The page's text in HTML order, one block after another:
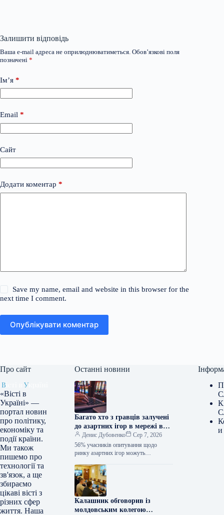
Залишити відповідь
Ваша e-mail адреса не оприлюднюватиметься. Обов’язкові поля
позначені *
Ім’я *
Email *
Сайт
Додати коментар *
Save my name, email and website in this browser for the
next time I comment.
Опублікувати коментар
Про сайт
«Вісті в
Україні» —
портал новин
про політику,
економіку та
події країни.
Ми також
пишемо про
технології та
зв'язок, а ще
збираємо
цікаві вісті з
різних сфер
життя. Наша
Останні новини
Багато хто з гравців залучені
до азартних ігор в мережі вже
понад чотири роки.
Денис Дубовенко
Сер 7, 2026
56% учасників опитування щодо
ринку азартних ігор можуть
казино понад чотири роки, 73%
аудиторії складають чоловіки.…
Калашник обговорив із
молдовським колегою
и